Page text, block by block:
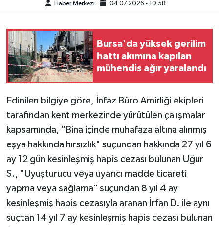
Haber Merkezi 04.07.2026 - 10:58
Bursa'da yüksek gerilim
hattı akımına kapılan
mühendis ağır yaralandı
Edinilen bilgiye göre, İnfaz Büro Amirliği ekipleri
tarafından kent merkezinde yürütülen çalışmalar
kapsamında, "Bina içinde muhafaza altına alınmış
eşya hakkında hırsızlık" suçundan hakkında 27 yıl 6
ay 12 gün kesinleşmiş hapis cezası bulunan Uğur
S., "Uyuşturucu veya uyarıcı madde ticareti
yapma veya sağlama" suçundan 8 yıl 4 ay
kesinleşmiş hapis cezasıyla aranan İrfan D. ile aynı
suçtan 14 yıl 7 ay kesinleşmiş hapis cezası bulunan